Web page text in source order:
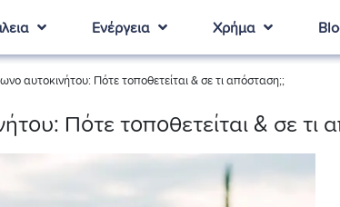
Ενέργεια Χρήμα
αυτοκινήτου: Πότε τοποθετείται & σε τι απόσταση;;
Πότε τοποθετείται & σε τι